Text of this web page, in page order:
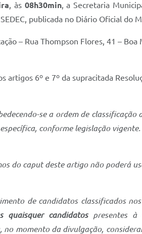
, às 08h30min, a Secretaria
publicada no Diário Oficial do
– Rua Thompson Flores, 41 – Boa
artigos 6º e 7º da supracitada
se a ordem de
conforme legislação vigente.
do caput deste artigo não poderá
de candidatos classificados
quaisquer candidatospresentes à
momento da divulgação,